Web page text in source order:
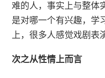
难的人，事实上与整体
是对哪一个有兴趣，学
上，很多人感觉戏剧表
次之从性情上而言